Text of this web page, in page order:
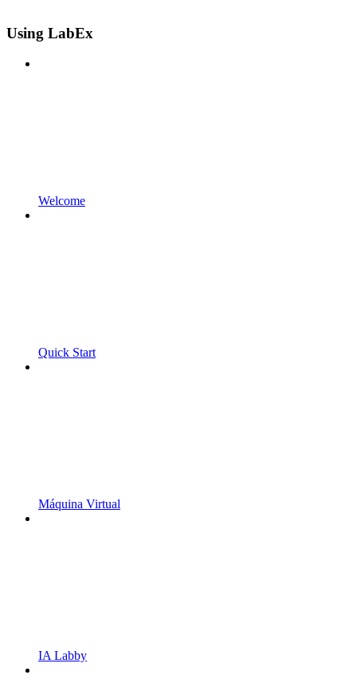
Using LabEx
Welcome
Quick Start
Máquina Virtual
IA Labby